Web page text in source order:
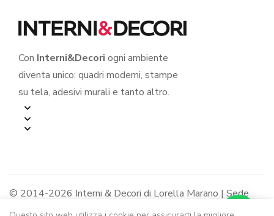
Con Interni&Decori ogni ambiente
diventa unico: quadri moderni, stampe
su tela, adesivi murali e tanto altro.
© 2014-2026 Interni & Decori di Lorella Marano | Sede
legale: Via R. Jemma 12/B - 84091 Battipaglia (SA) |